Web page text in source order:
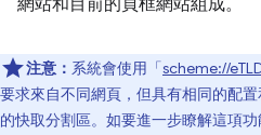
網站和目前的頁框網站組成。
注意： 系統會使用「scheme://
要求來自不同網頁，但具有相同的配
的快取分割區。如要進一步瞭解這項